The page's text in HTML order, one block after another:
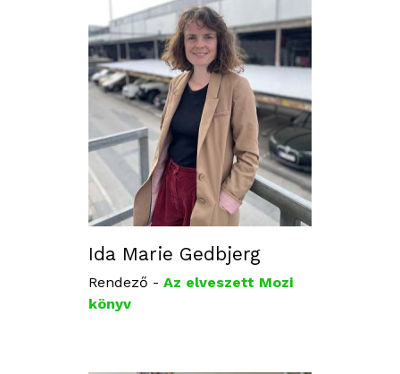
Ida Marie Gedbjerg
Rendező - Az elveszett Mozi
könyv